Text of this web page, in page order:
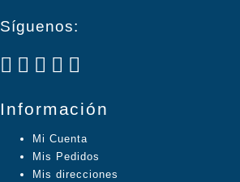
Síguenos:
Información
Mi Cuenta
Mis Pedidos
Mis direcciones